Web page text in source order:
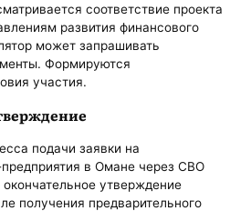
соответствие проекта
развития финансового
может запрашивать
Формируются
участия.
подачи заявки на
в Омане через CBO
утверждение
получения предварительного